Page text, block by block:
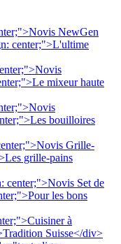
NewGen
center;">L'ultime
mixeur haute
bouilloires
Grille-
grille-pains
center;">Novis Set de
les bons
à
Suisse</div>